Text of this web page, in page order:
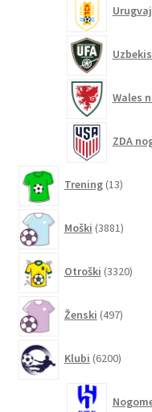
Wales
ZDA
Trening 13izdelkov
Moški 3881
Otroški 3320
Ženski 497izdelkov
Klubi 6200izdelkov